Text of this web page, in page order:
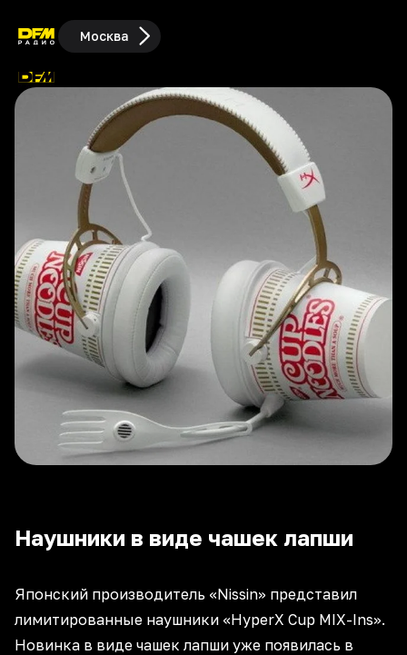
Москва
Наушники в виде чашек лапши
Японский производитель «Nissin» представил
лимитированные наушники «HyperX Cup MIX-Ins».
Новинка в виде чашек лапши уже появилась в